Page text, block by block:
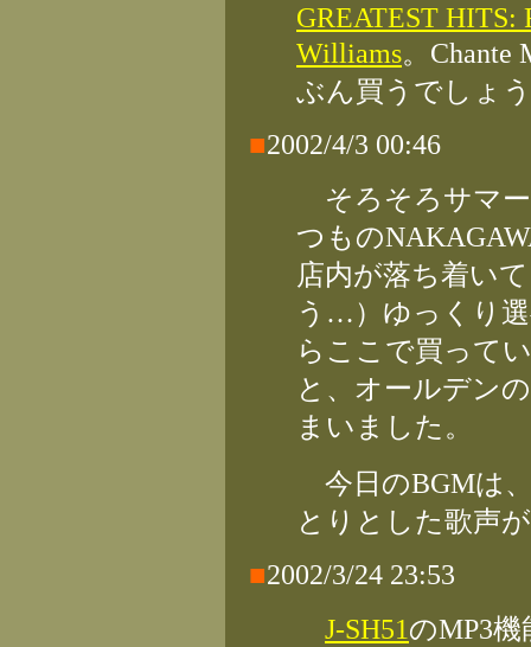
GREATEST HITS:
Williams。Chante
ぶん買うでしょ
■2002/4/3 00:46
そろそろサマ
つもの
店内が落ち着い
う…）ゆっくり
らここで買って
と、オールデン
まいました。
今日のBGMは
とりとした歌声
■2002/3/24 23:53
J-SH51のMP3